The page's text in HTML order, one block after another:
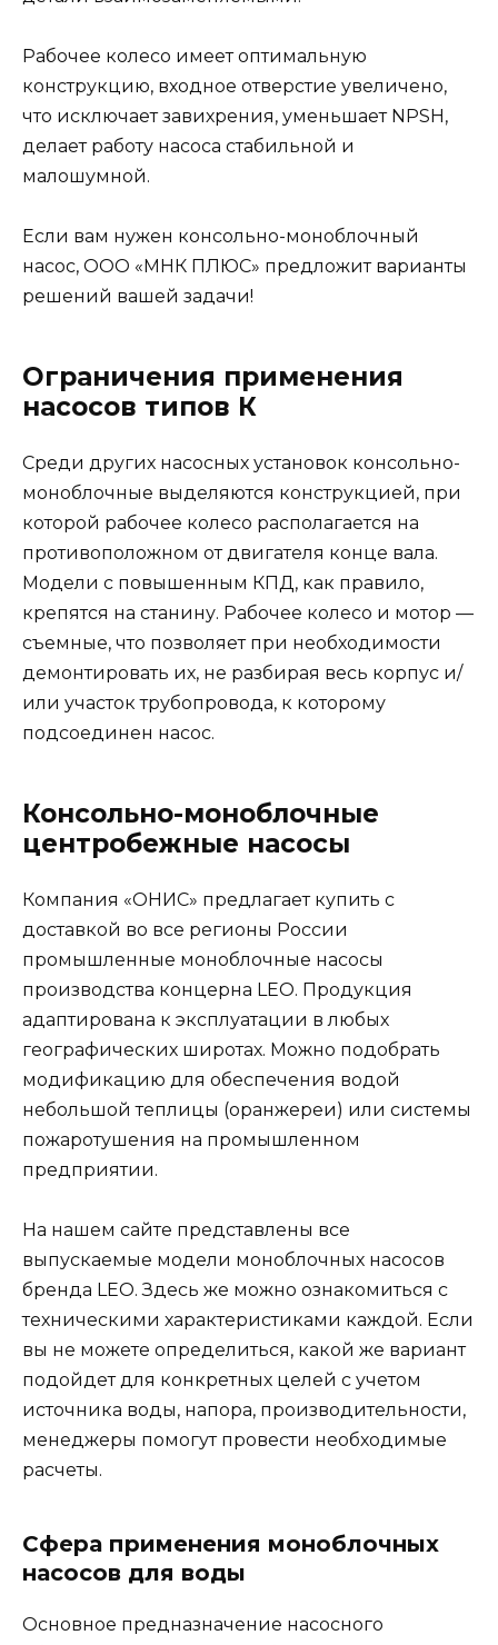
Рабочее колесо имеет оптимальную
конструкцию, входное отверстие увеличено,
что исключает завихрения, уменьшает NPSH,
делает работу насоса стабильной и
малошумной.
Если вам нужен консольно-моноблочный
насос, ООО «МНК ПЛЮС» предложит варианты
решений вашей задачи!
Ограничения применения
насосов типов К
Среди других насосных установок консольно-
моноблочные выделяются конструкцией, при
которой рабочее колесо располагается на
противоположном от двигателя конце вала.
Модели с повышенным КПД, как правило,
крепятся на станину. Рабочее колесо и мотор —
съемные, что позволяет при необходимости
демонтировать их, не разбирая весь корпус и/
или участок трубопровода, к которому
подсоединен насос.
Консольно-моноблочные
центробежные насосы
Компания «ОНИС» предлагает купить с
доставкой во все регионы России
промышленные моноблочные насосы
производства концерна LEO. Продукция
адаптирована к эксплуатации в любых
географических широтах. Можно подобрать
модификацию для обеспечения водой
небольшой теплицы (оранжереи) или системы
пожаротушения на промышленном
предприятии.
На нашем сайте представлены все
выпускаемые модели моноблочных насосов
бренда LEO. Здесь же можно ознакомиться с
техническими характеристиками каждой. Если
вы не можете определиться, какой же вариант
подойдет для конкретных целей с учетом
источника воды, напора, производительности,
менеджеры помогут провести необходимые
расчеты.
Сфера применения моноблочных
насосов для воды
Основное предназначение насосного